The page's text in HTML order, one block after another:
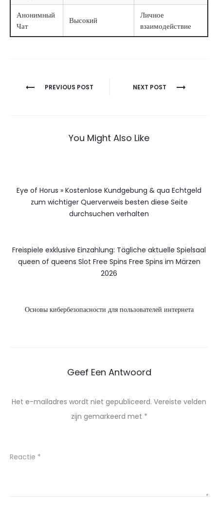
Анонимный
Чат
Высокий
Личное
взаимодействие
Berichtnavigatie
PREVIOUS POST NEXT POST
You Might Also Like
Eye of Horus » Kostenlose Kundgebung & qua Echtgeld
zum wichtiger Querverweis besten diese Seite
durchsuchen verhalten
Freispiele exklusive Einzahlung: Tägliche aktuelle Spielsaal
queen of queens Slot Free Spins Free Spins im Märzen
2026
Основы кибербезопасности для пользователей интернета
Geef Een Antwoord
Het e-mailadres wordt niet gepubliceerd. Vereiste velden
zijn gemarkeerd met *
Reactie *